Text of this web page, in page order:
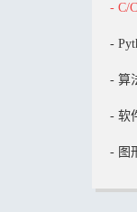
- C/
-
- 算
- 软
- 图